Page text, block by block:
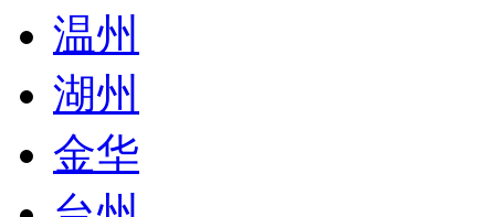
温州
湖州
金华